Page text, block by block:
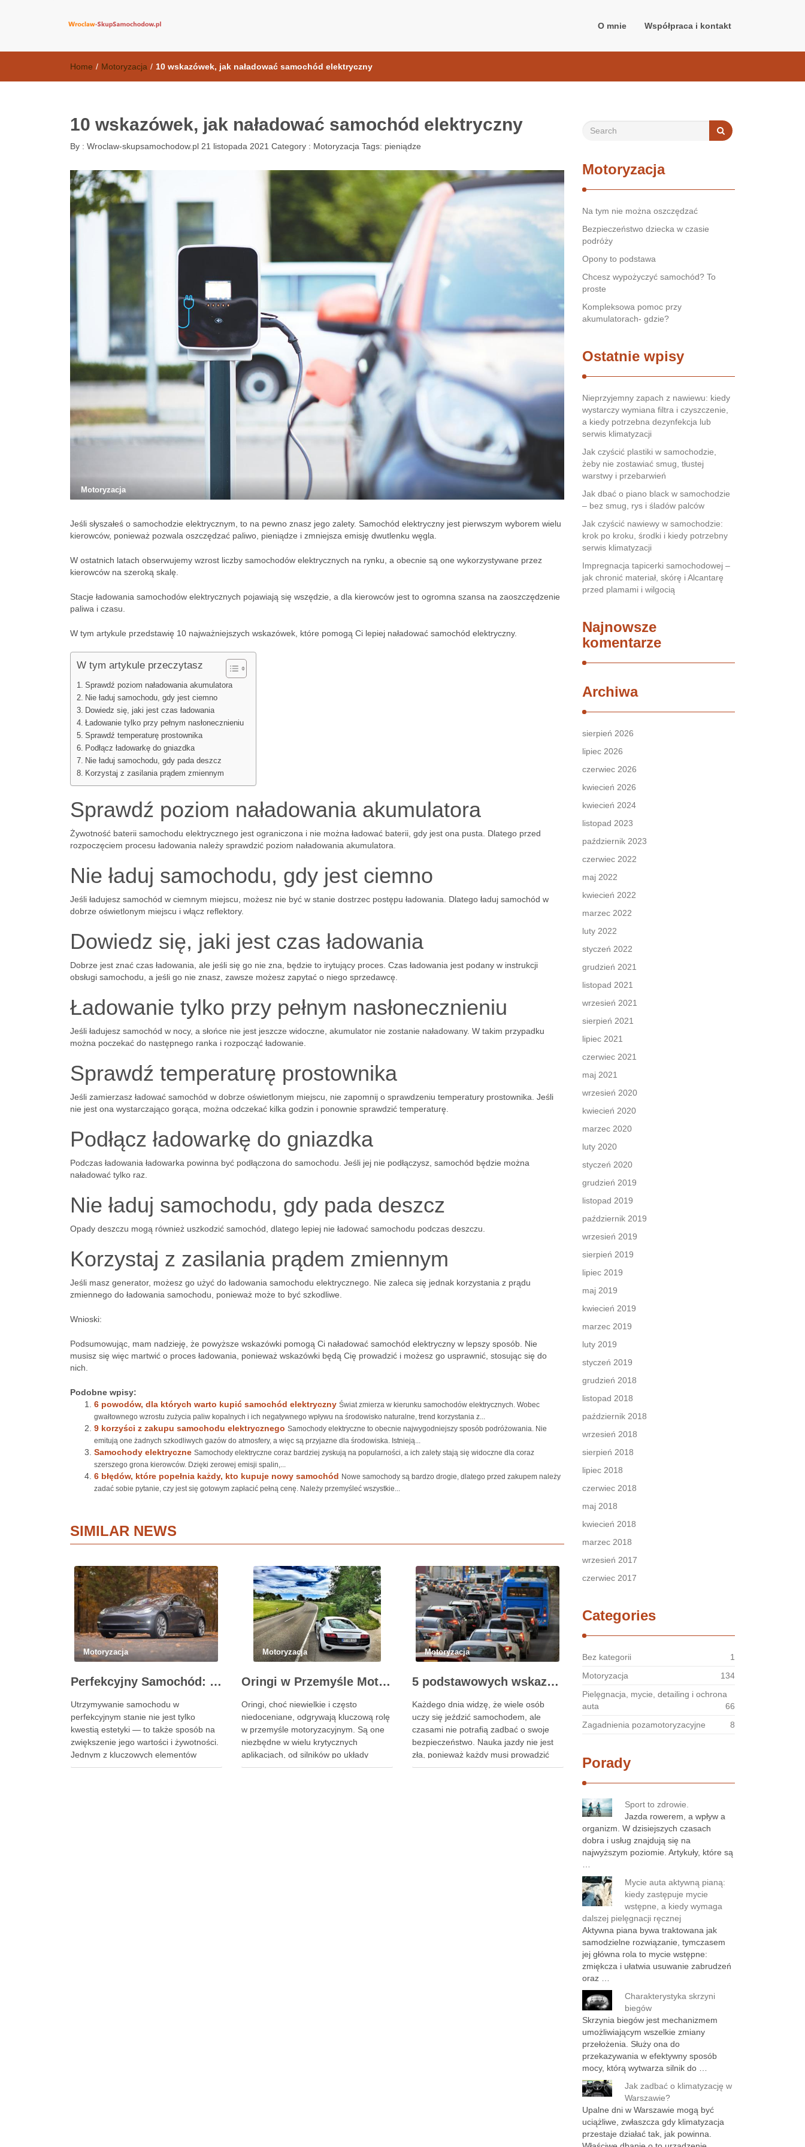
O mnie Współpraca i kontakt
Home / Motoryzacja / 10 wskazówek, jak naładować samochód elektryczny
10 wskazówek, jak naładować samochód elektryczny
By : Wroclaw-skupsamochodow.pl 21 listopada 2021 Category : Motoryzacja Tags: pieniądze
Motoryzacja
Jeśli słyszałeś o samochodzie elektrycznym, to na pewno znasz jego zalety. Samochód elektryczny jest pierwszym wyborem wielu
kierowców, ponieważ pozwala oszczędzać paliwo, pieniądze i zmniejsza emisję dwutlenku węgla.
W ostatnich latach obserwujemy wzrost liczby samochodów elektrycznych na rynku, a obecnie są one wykorzystywane przez
kierowców na szeroką skalę.
Stacje ładowania samochodów elektrycznych pojawiają się wszędzie, a dla kierowców jest to ogromna szansa na zaoszczędzenie
paliwa i czasu.
W tym artykule przedstawię 10 najważniejszych wskazówek, które pomogą Ci lepiej naładować samochód elektryczny.
W tym artykule przeczytasz
Sprawdź poziom naładowania akumulatora
Nie ładuj samochodu, gdy jest ciemno
Dowiedz się, jaki jest czas ładowania
Ładowanie tylko przy pełnym nasłonecznieniu
Sprawdź temperaturę prostownika
Podłącz ładowarkę do gniazdka
Nie ładuj samochodu, gdy pada deszcz
Korzystaj z zasilania prądem zmiennym
Sprawdź poziom naładowania akumulatora
Żywotność baterii samochodu elektrycznego jest ograniczona i nie można ładować baterii, gdy jest ona pusta. Dlatego przed
rozpoczęciem procesu ładowania należy sprawdzić poziom naładowania akumulatora.
Nie ładuj samochodu, gdy jest ciemno
Jeśli ładujesz samochód w ciemnym miejscu, możesz nie być w stanie dostrzec postępu ładowania. Dlatego ładuj samochód w
dobrze oświetlonym miejscu i włącz reflektory.
Dowiedz się, jaki jest czas ładowania
Dobrze jest znać czas ładowania, ale jeśli się go nie zna, będzie to irytujący proces. Czas ładowania jest podany w instrukcji
obsługi samochodu, a jeśli go nie znasz, zawsze możesz zapytać o niego sprzedawcę.
Ładowanie tylko przy pełnym nasłonecznieniu
Jeśli ładujesz samochód w nocy, a słońce nie jest jeszcze widoczne, akumulator nie zostanie naładowany. W takim przypadku
można poczekać do następnego ranka i rozpocząć ładowanie.
Sprawdź temperaturę prostownika
Jeśli zamierzasz ładować samochód w dobrze oświetlonym miejscu, nie zapomnij o sprawdzeniu temperatury prostownika. Jeśli
nie jest ona wystarczająco gorąca, można odczekać kilka godzin i ponownie sprawdzić temperaturę.
Podłącz ładowarkę do gniazdka
Podczas ładowania ładowarka powinna być podłączona do samochodu. Jeśli jej nie podłączysz, samochód będzie można
naładować tylko raz.
Nie ładuj samochodu, gdy pada deszcz
Opady deszczu mogą również uszkodzić samochód, dlatego lepiej nie ładować samochodu podczas deszczu.
Korzystaj z zasilania prądem zmiennym
Jeśli masz generator, możesz go użyć do ładowania samochodu elektrycznego. Nie zaleca się jednak korzystania z prądu
zmiennego do ładowania samochodu, ponieważ może to być szkodliwe.
Wnioski:
Podsumowując, mam nadzieję, że powyższe wskazówki pomogą Ci naładować samochód elektryczny w lepszy sposób. Nie
musisz się więc martwić o proces ładowania, ponieważ wskazówki będą Cię prowadzić i możesz go usprawnić, stosując się do
nich.
Podobne wpisy:
6 powodów, dla których warto kupić samochód elektryczny Świat zmierza w kierunku samochodów elektrycznych. Wobec
gwałtownego wzrostu zużycia paliw kopalnych i ich negatywnego wpływu na środowisko naturalne, trend korzystania z...
9 korzyści z zakupu samochodu elektrycznego Samochody elektryczne to obecnie najwygodniejszy sposób podróżowania. Nie
emitują one żadnych szkodliwych gazów do atmosfery, a więc są przyjazne dla środowiska. Istnieją...
Samochody elektryczne Samochody elektryczne coraz bardziej zyskują na popularności, a ich zalety stają się widoczne dla coraz
szerszego grona kierowców. Dzięki zerowej emisji spalin,...
6 błędów, które popełnia każdy, kto kupuje nowy samochód Nowe samochody są bardzo drogie, dlatego przed zakupem należy
zadać sobie pytanie, czy jest się gotowym zapłacić pełną cenę. Należy przemyśleć wszystkie...
SIMILAR NEWS
Motoryzacja
Perfekcyjny Samochód: Pielęgnacja Krok po Kroku
Utrzymywanie samochodu w
perfekcyjnym stanie nie jest tylko
kwestią estetyki — to także sposób na
zwiększenie jego wartości i żywotności.
Jednym z kluczowych elementów
utrzymania samochodu w idealnej
Motoryzacja
Oringi w Przemyśle Motoryzacyjnym: Kluczowe Zastosowania i Specyficzne Wymagania
Oringi, choć niewielkie i często
niedoceniane, odgrywają kluczową rolę
w przemyśle motoryzacyjnym. Są one
niezbędne w wielu krytycznych
aplikacjach, od silników po układy
kierownicze i hamulcowe. W tym
Motoryzacja
5 podstawowych wskazówek dla początkujących, jak nauczyć się bezpieczeństwa jazdy samochodem
Każdego dnia widzę, że wiele osób
uczy się jeździć samochodem, ale
czasami nie potrafią zadbać o swoje
bezpieczeństwo. Nauka jazdy nie jest
zła, ponieważ każdy musi prowadzić
samochód, ale jeśli chcesz uniknąć
Motoryzacja
Na tym nie można oszczędzać
Bezpieczeństwo dziecka w czasie
podróży
Opony to podstawa
Chcesz wypożyczyć samochód? To
proste
Kompleksowa pomoc przy
akumulatorach- gdzie?
Ostatnie wpisy
Nieprzyjemny zapach z nawiewu: kiedy
wystarczy wymiana filtra i czyszczenie,
a kiedy potrzebna dezynfekcja lub
serwis klimatyzacji
Jak czyścić plastiki w samochodzie,
żeby nie zostawiać smug, tłustej
warstwy i przebarwień
Jak dbać o piano black w samochodzie
– bez smug, rys i śladów palców
Jak czyścić nawiewy w samochodzie:
krok po kroku, środki i kiedy potrzebny
serwis klimatyzacji
Impregnacja tapicerki samochodowej –
jak chronić materiał, skórę i Alcantarę
przed plamami i wilgocią
Najnowsze
komentarze
Archiwa
sierpień 2026
lipiec 2026
czerwiec 2026
kwiecień 2026
kwiecień 2024
listopad 2023
październik 2023
czerwiec 2022
maj 2022
kwiecień 2022
marzec 2022
luty 2022
styczeń 2022
grudzień 2021
listopad 2021
wrzesień 2021
sierpień 2021
lipiec 2021
czerwiec 2021
maj 2021
wrzesień 2020
kwiecień 2020
marzec 2020
luty 2020
styczeń 2020
grudzień 2019
listopad 2019
październik 2019
wrzesień 2019
sierpień 2019
lipiec 2019
maj 2019
kwiecień 2019
marzec 2019
luty 2019
styczeń 2019
grudzień 2018
listopad 2018
październik 2018
wrzesień 2018
sierpień 2018
lipiec 2018
czerwiec 2018
maj 2018
kwiecień 2018
marzec 2018
wrzesień 2017
czerwiec 2017
Categories
Bez kategorii
1
Motoryzacja
134
Pielęgnacja, mycie, detailing i ochrona
auta
66
Zagadnienia pozamotoryzacyjne
8
Porady
Sport to zdrowie.
Jazda rowerem, a wpływ a
organizm. W dzisiejszych czasach
dobra i usług znajdują się na
najwyższym poziomie. Artykuły, które są
Mycie auta aktywną pianą:
kiedy zastępuje mycie
wstępne, a kiedy wymaga
dalszej pielęgnacji ręcznej
Aktywna piana bywa traktowana jak
samodzielne rozwiązanie, tymczasem
jej główna rola to mycie wstępne:
zmiękcza i ułatwia usuwanie zabrudzeń
oraz …
Charakterystyka skrzyni
biegów
Skrzynia biegów jest mechanizmem
umożliwiającym wszelkie zmiany
przełożenia. Służy ona do
przekazywania w efektywny sposób
mocy, którą wytwarza silnik do …
Jak zadbać o klimatyzację w
Warszawie?
Upalne dni w Warszawie mogą być
uciążliwe, zwłaszcza gdy klimatyzacja
przestaje działać tak, jak powinna.